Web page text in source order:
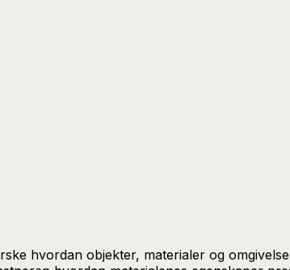
hvordan objekter, materialer og